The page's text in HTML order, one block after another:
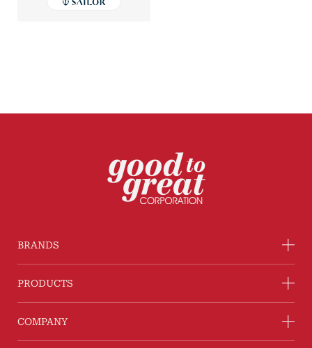
BRANDS
PRODUCTS
COMPANY